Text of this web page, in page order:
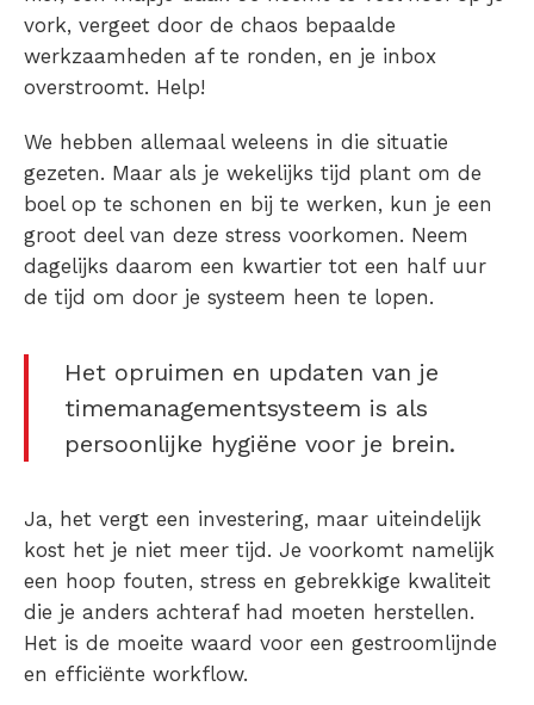
vork, vergeet door de chaos bepaalde
werkzaamheden af te ronden, en je inbox
overstroomt. Help!
We hebben allemaal weleens in die situatie
gezeten. Maar als je wekelijks tijd plant om de
boel op te schonen en bij te werken, kun je een
groot deel van deze stress voorkomen. Neem
dagelijks daarom een kwartier tot een half uur
de tijd om door je systeem heen te lopen.
Het opruimen en updaten van je
timemanagementsysteem is als
persoonlijke hygiëne voor je brein.
Ja, het vergt een investering, maar uiteindelijk
kost het je niet meer tijd. Je voorkomt namelijk
een hoop fouten, stress en gebrekkige kwaliteit
die je anders achteraf had moeten herstellen.
Het is de moeite waard voor een gestroomlijnde
en efficiënte workflow.